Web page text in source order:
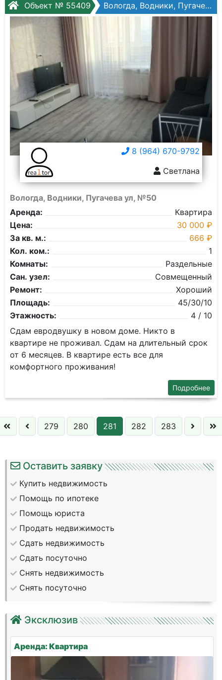
Объект № 55409 Вологда, Водники, Пугачева ул, №50
8 (964) 670-9792
Светлана
Вологда, Водники, Пугачева ул, №50
Аренда:
Квартира
Цена:
30 000 ₽
За кв. м.:
666 ₽
Кол. ком.:
1
Комнаты:
Раздельные
Сан. узел:
Совмещенный
Ремонт:
Хороший
Площадь:
45/30/10
Этажность:
4 / 10
Сдам евродвушку в новом доме. Никто в
квартире не проживал. Сдам на длительный срок
от 6 месяцев. В квартире есть все для
комфортного проживания!
Подробнее
279 280 281 282 283
Оставить заявку
Купить недвижимость
Помощь по ипотеке
Помощь юриста
Продать недвижимость
Сдать недвижимость
Сдать посуточно
Снять недвижимость
Снять посуточно
Эксклюзив
Аренда: Квартира